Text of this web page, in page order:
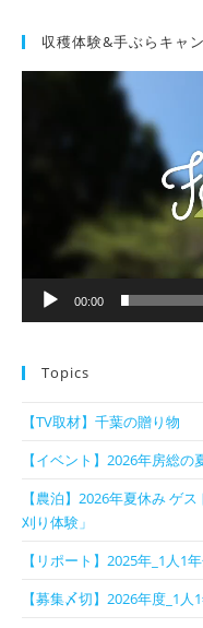
収穫体験&手ぶらキャ
00:00
Topics
【TV取材】千葉の贈り物
【イベント】2026年房総の
【農泊】2026年夏休み ゲ
刈り体験」
【リポート】2025年_1人1
【募集〆切】2026年度_1